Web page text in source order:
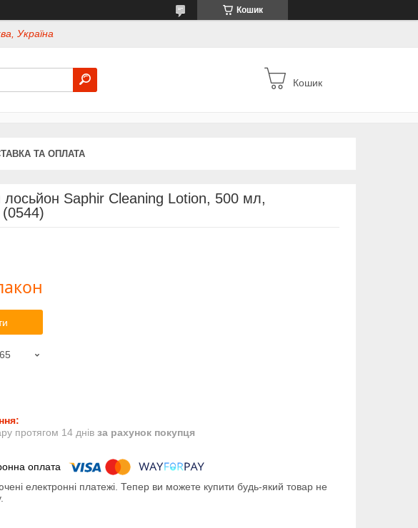
Кошик
Україна
Кошик
ТА ОПЛАТА
Saphir Cleaning Lotion, 500 мл,
протягом 14 днів за рахунок покупця
електронні платежі. Тепер ви можете купити будь-який товар не